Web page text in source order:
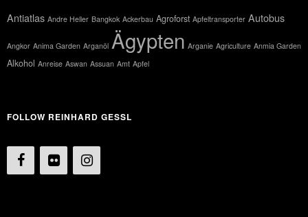
Antiatlas Andre Heller Bangkok Ackerbau Agroforst Apfeltransporter Autobus
Angkor Anima Garden Arganöl Ägypten Arganie Agriculture Anmia Garden
Alkohol Anreise Aswan Assuan Amt Apfel
FOLLOW REINHARD GESSL